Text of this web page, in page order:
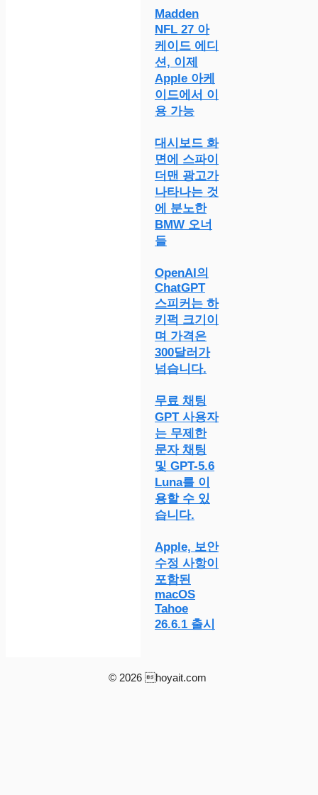
Madden
NFL 27 아
케이드 에디
션, 이제
Apple 아케
이드에서 이
용 가능
대시보드 화
면에 스파이
더맨 광고가
나타나는 것
에 분노한
BMW 오너
들
OpenAI의
ChatGPT
스피커는 하
키퍽 크기이
며 가격은
300달러가
넘습니다.
무료 채팅
GPT 사용자
는 무제한
문자 채팅
및 GPT-5.6
Luna를 이
용할 수 있
습니다.
Apple, 보안
수정 사항이
포함된
macOS
Tahoe
26.6.1 출시
© 2026 hoyait.com